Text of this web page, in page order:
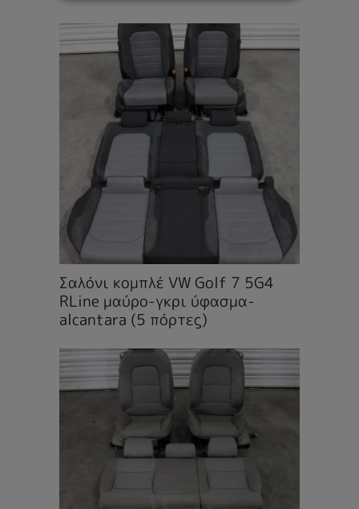
Σαλόνι κομπλέ VW Golf 7 5G4
RLine μαύρο-γκρι ύφασμα-
alcantara (5 πόρτες)